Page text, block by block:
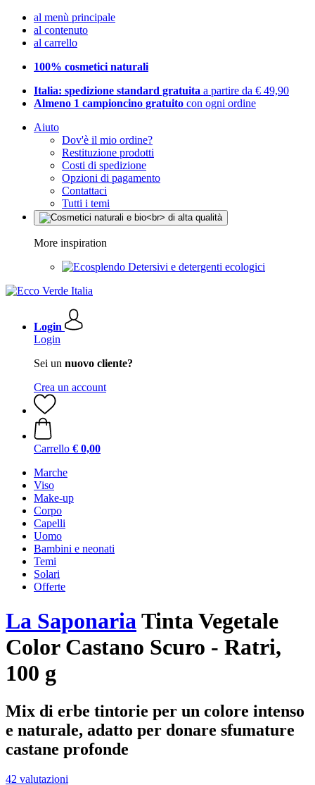
al menù principale
al contenuto
al carrello
100% cosmetici naturali
Italia: spedizione standard gratuita a partire da € 49,90
Almeno 1 campioncino gratuito con ogni ordine
Aiuto
Dov'è il mio ordine?
Restituzione prodotti
Costi di spedizione
Opzioni di pagamento
Contattaci
Tutti i temi
More inspiration
Detersivi e detergenti ecologici
Login
Login
Sei un nuovo cliente?
Crea un account
Carrello € 0,00
Marche
Viso
Make-up
Corpo
Capelli
Uomo
Bambini e neonati
Temi
Solari
Offerte
La SaponariaTinta Vegetale
Color Castano Scuro - Ratri,
100 g
Mix di erbe tintorie per un colore intenso
e naturale, adatto per donare sfumature
castane profonde
42 valutazioni